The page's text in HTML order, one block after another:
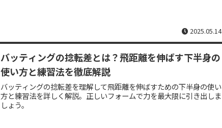
2025.05.14
バッティングの捻転差とは？飛距離を伸ばす下半身の
使い方と練習法を徹底解説
バッティングの捻転差を理解して飛距離を伸ばすための下半身の使い
方と練習法を詳しく解説。正しいフォームで力を最大限に引き出しま
しょう。